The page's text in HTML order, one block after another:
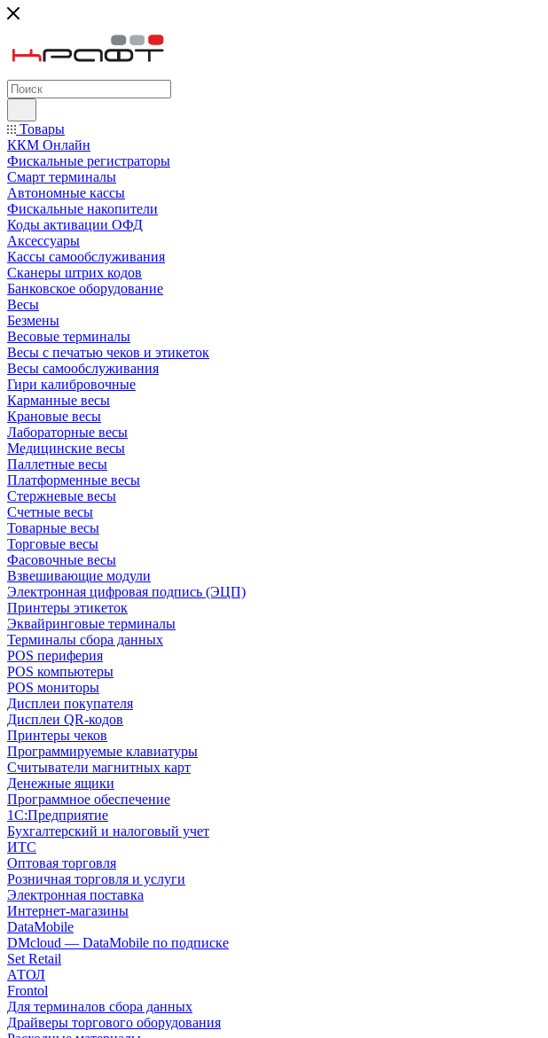
Товары
ККМ Онлайн
Фискальные регистраторы
Смарт терминалы
Автономные кассы
Фискальные накопители
Коды активации ОФД
Аксессуары
Кассы самообслуживания
Сканеры штрих кодов
Банковское оборудование
Весы
Безмены
Весовые терминалы
Весы с печатью чеков и этикеток
Весы самообслуживания
Гири калибровочные
Карманные весы
Крановые весы
Лабораторные весы
Медицинские весы
Паллетные весы
Платформенные весы
Стержневые весы
Счетные весы
Товарные весы
Торговые весы
Фасовочные весы
Взвешивающие модули
Электронная цифровая подпись (ЭЦП)
Принтеры этикеток
Эквайринговые терминалы
Терминалы сбора данных
POS периферия
POS компьютеры
POS мониторы
Дисплеи покупателя
Дисплеи QR-кодов
Принтеры чеков
Программируемые клавиатуры
Считыватели магнитных карт
Денежные ящики
Программное обеспечение
1С:Предприятие
Бухгалтерский и налоговый учет
ИТС
Оптовая торговля
Розничная торговля и услуги
Электронная поставка
Интернет-магазины
DataMobile
DMcloud — DataMobile по подписке
Set Retail
АТОЛ
Frontol
Для терминалов сбора данных
Драйверы торгового оборудования